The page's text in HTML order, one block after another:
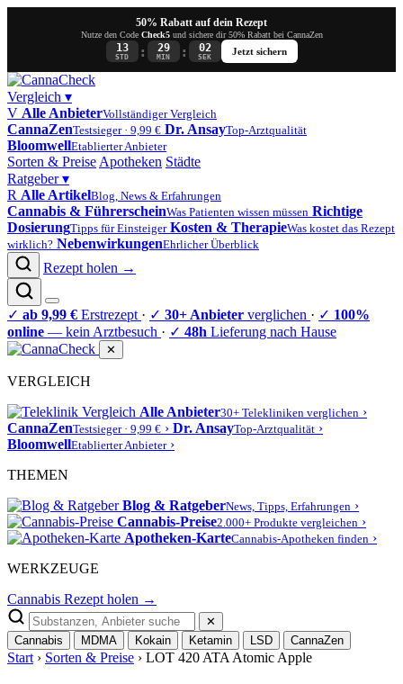
50% Rabatt auf dein Rezept
Nutze den Code Check5und sichere dir 50% Rabatt bei CannaZen
13
STD : 29
MIN : 02
SEK
Jetzt sichern
Vergleich ▾
V Alle AnbieterVollständiger Vergleich
CannaZenTestsieger · 9,99 € Dr. AnsayTop-Arztqualität
BloomwellEtablierter Anbieter
Sorten & Preise Apotheken Städte
Ratgeber▾
R Alle ArtikelBlog, News & Erfahrungen
Cannabis & FührerscheinWas Patienten wissen müssen Richtige
DosierungTipps für Einsteiger Kosten & TherapieWas kostet das Rezept
wirklich? NebenwirkungenEhrlicher Überblick
Rezept holen →
✓ ab 9,99 € Erstrezept · ✓ 30+ Anbieter verglichen · ✓ 100%
online — kein Arztbesuch · ✓ 48h Lieferung nach Hause
✕
VERGLEICH
Alle Anbieter30+ Telekliniken verglichen ›
CannaZenTestsieger · 9,99 € › Dr. AnsayTop-Arztqualität ›
BloomwellEtablierter Anbieter ›
THEMEN
Blog & RatgeberNews, Tipps, Erfahrungen ›
Cannabis-Preise2.000+ Produkte vergleichen ›
Apotheken-KarteCannabis-Apotheken finden ›
WERKZEUGE
Cannabis Rezept holen →
✕
Cannabis
MDMA Kokain Ketamin LSD CannaZen
Start › Sorten & Preise › LOT 420 ATA Atomic Apple